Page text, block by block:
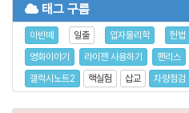
태그 구름
아반떼 일출 입자물리학 헌법
영화이야기
라이젠 사용하기 팬리스
갤럭시노트2
핵실험 삽교 차량점검